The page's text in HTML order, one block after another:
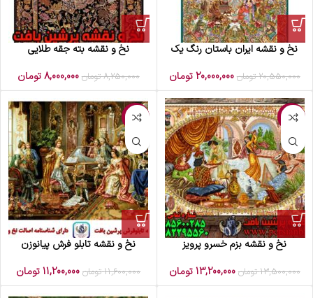
نخ و نقشه ایران باستان رنگ یک
20,550,000 تومان 20,000,000 تومان
نخ و نقشه بته جقه طلایی
8,250,000 تومان 8,000,000 تومان
-2%
نخ و نقشه بزم خسرو پرویز
13,500,000 تومان 13,200,000 تومان
-3%
نخ و نقشه تابلو فرش پیانوزن
11,600,000 تومان 11,200,000 تومان